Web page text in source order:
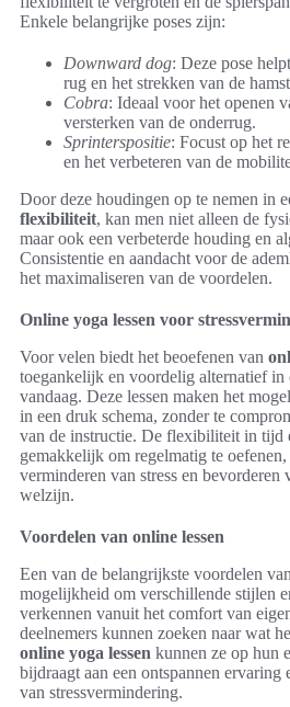
Enkele belangrijke poses zijn:
Downward dog: Deze pose
rug en het strekken van de
Cobra: Ideaal voor het openen
versterken van de onderrug.
Sprinterspositie: Focust op het
en het verbeteren van de
Door deze houdingen op te nemen in
flexibiliteit, kan men niet alleen de
maar ook een verbeterde houding en
Consistentie en aandacht voor de
het maximaliseren van de voordelen.
Online yoga lessen voor
Voor velen biedt het beoefenen van
toegankelijk en voordelig alternatief in
vandaag. Deze lessen maken het
in een druk schema, zonder te
van de instructie. De flexibiliteit in tijd
gemakkelijk om regelmatig te
verminderen van stress en bevorderen
welzijn.
Voordelen van online lessen
Een van de belangrijkste voordelen
mogelijkheid om verschillende stijlen
verkennen vanuit het comfort van
deelnemers kunnen zoeken naar wat
online yoga lessen kunnen ze op hun
bijdraagt aan een ontspannen ervaring
van stressvermindering.